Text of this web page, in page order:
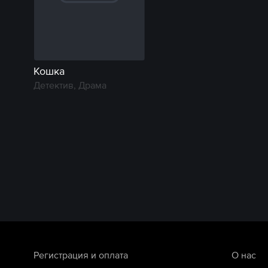
Кошка
Детектив, Драма
Регистрация и оплата О нас